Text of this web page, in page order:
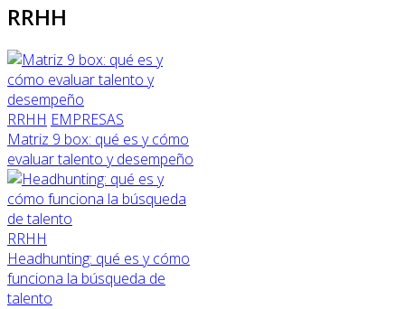
RRHH
RRHH EMPRESAS
Matriz 9 box: qué es y cómo
evaluar talento y desempeño
RRHH
Headhunting: qué es y cómo
funciona la búsqueda de
talento